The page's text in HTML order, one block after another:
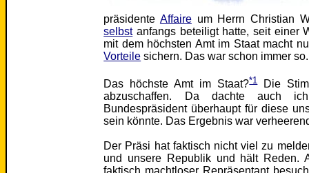
präsidente Affaireum Herrn Christian
selbstanfangs beteiligt hatte, seit einer
mit dem höchsten Amt im Staat macht
Vorteile sichern. Das war schon immer so.
Das höchste Amt im Staat?*1Die
abzuschaffen. Da dachte auch
Bundespräsident überhaupt für diese
sein könnte. Das Ergebnis war
Der Präsi hat faktisch nicht viel zu
und unsere Republik und hält Reden.